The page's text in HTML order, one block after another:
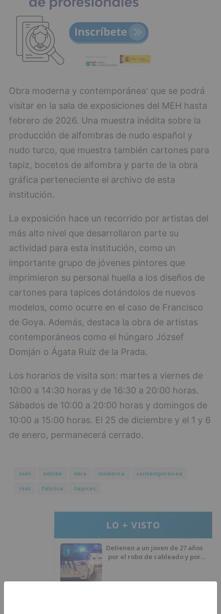
Obra moderna y contemporánea' que se podrá
visitar en la sala de exposiciones del MEH hasta
febrero de 2026. Una muestra inédita sobre la
producción de alfombras de nudo español y
nudo turco, que muestra también cartones para
tapiz, bocetos de alfombra y parte de la obra
gráfica perteneciente el archivo de esta
institución.
La exposición hace un recorrido por artistas del
más alto nivel que desarrollaron parte su
actividad para esta institución, como un
importante grupo de jóvenes pintores que
imprimieron su personal huella a los diseños de
cartones para tapices dotándolos de nuevos
modelos, como ocurre en el caso de Francisco
de Goya. Además, destaca la obra de artistas
contemporáneos como el húngaro József
Domján o Ágata Ruíz de la Prada.
Los horarios de visita son: martes a viernes de
10:00 a 14:30 horas y de 16:30 a 20:00 horas.
Sábados de 10:00 a 20:00 horas y domingos de
10:00 a 15:00 horas. El 25 de diciembre y el 1 y 6
de enero, permanecerá cerrado.
meh exhibe obra moderna
contemporánea
real
fábrica tapices
LO + VISTO
1
Detienen a un joven de 27 años
por el robo de cableado y por